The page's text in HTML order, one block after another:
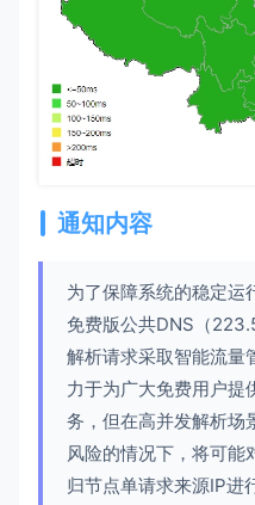
通知内容
为了保障系统的稳定运
免费版公共DNS（
解析请求采取智能流量
力于为广大免费用户提
务，但在高并发解析场
风险的情况下，将可能
归节点单请求来源IP进